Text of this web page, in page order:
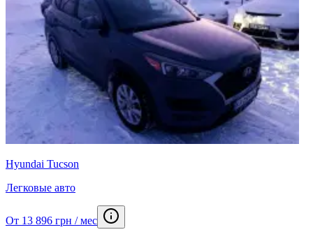
Hyundai Tucson
Легковые авто
От 13 896 грн / мес